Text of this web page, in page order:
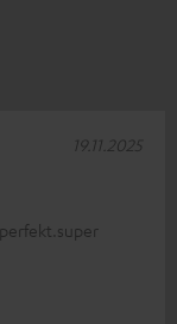
19.11.2025